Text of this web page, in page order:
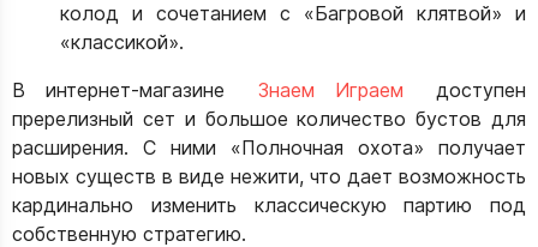
колод и сочетанием с «Багровой клятвой» и
«классикой».
В интернет-магазине
Знаем Играем
доступен
пререлизный сет и большое количество бустов для
расширения. С ними «Полночная охота» получает
новых существ в виде нежити, что дает возможность
кардинально изменить классическую партию под
собственную стратегию.